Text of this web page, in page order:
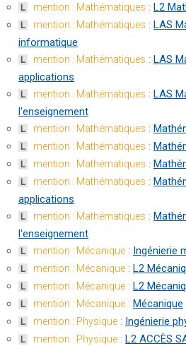
L mention : Mathématiques : L2
L mention : Mathématiques : LAS
informatique
L mention : Mathématiques : LAS
applications
L mention : Mathématiques : LAS
l'enseignement
L mention : Mathématiques :
L mention : Mathématiques :
L mention : Mathématiques :
L mention : Mathématiques :
applications
L mention : Mathématiques :
l'enseignement
L mention : Mécanique : Ingénierie
L mention : Mécanique : L2
L mention : Mécanique : L2
L mention : Mécanique : Mécanique
L mention : Physique : Ingénierie
L mention : Physique : L2 ACCÈS